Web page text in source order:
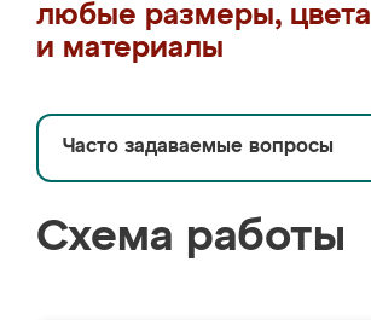
любые размеры, цвета
и материалы
Часто задаваемые вопросы
Схема работы